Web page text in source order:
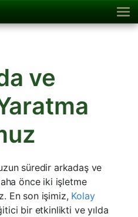
ve
süredir arkadaş ve
önce iki işletme
En son işimiz, Kolay
bir etkinlikti ve yılda